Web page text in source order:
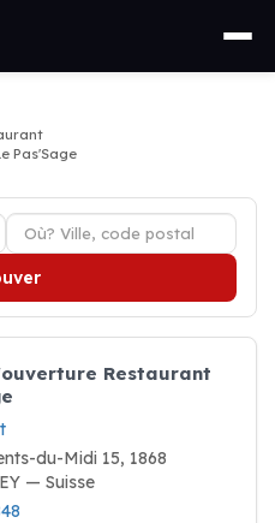
Pas'Sage
Restaurant
du-Midi 15, 1868
— Suisse